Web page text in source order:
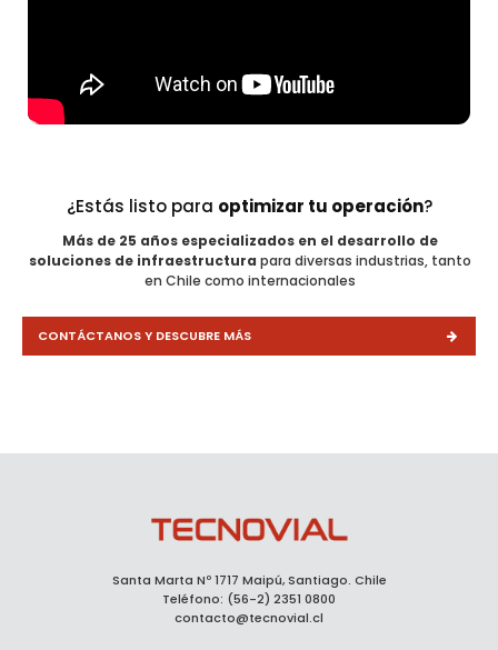
¿Estás listo para optimizar tu operación?
Más de 25 años especializados en el desarrollo de
soluciones de infraestructura para diversas industrias, tanto
en Chile como internacionales
CONTÁCTANOS Y DESCUBRE MÁS
Santa Marta Nº 1717 Maipú, Santiago. Chile
Teléfono: (56-2) 2351 0800
contacto@tecnovial.cl